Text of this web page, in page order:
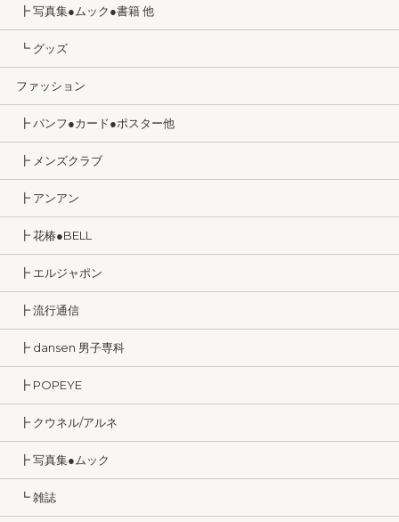
┣ 写真集●ムック●書籍 他
┗ グッズ
ファッション
┣ パンフ●カード●ポスター他
┣ メンズクラブ
┣ アンアン
┣ 花椿●BELL
┣ エルジャポン
┣ 流行通信
┣ dansen 男子専科
┣ POPEYE
┣ クウネル/アルネ
┣ 写真集●ムック
┗ 雑誌